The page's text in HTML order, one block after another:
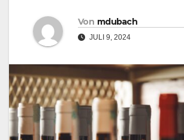
Von mdubach
JULI 9, 2024